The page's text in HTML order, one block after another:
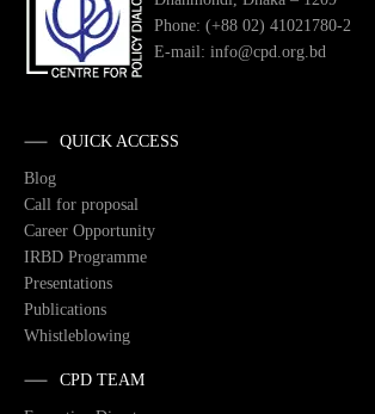
Phone: (+88 02) 41021780-2
E-mail: info@cpd.org.bd
QUICK ACCESS
Blog
Call for proposal
Career Opportunity
IRBD Programme
Presentations
Publications
Whistleblowing
CPD TEAM